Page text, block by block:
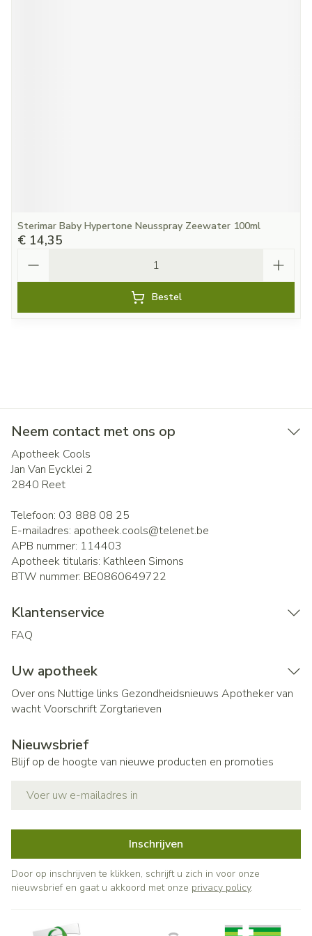
Sterimar Baby Hypertone Neusspray Zeewater 100ml
€ 14,35
Bestel
Neem contact met ons op
Apotheek Cools
Jan Van Eycklei 2
2840 Reet
Telefoon: 03 888 08 25
E-mailadres: apotheek.cools@telenet.be
APB nummer: 114403
Apotheek titularis: Kathleen Simons
BTW nummer: BE0860649722
Klantenservice
FAQ
Uw apotheek
Over ons Nuttige links Gezondheidsnieuws Apotheker van
wachtVoorschrift Zorgtarieven
Nieuwsbrief
Blijf op de hoogte van nieuwe producten en promoties
Inschrijven
Door op inschrijven te klikken, schrijft u zich in voor onze
nieuwsbrief en gaat u akkoord met onze privacy policy.